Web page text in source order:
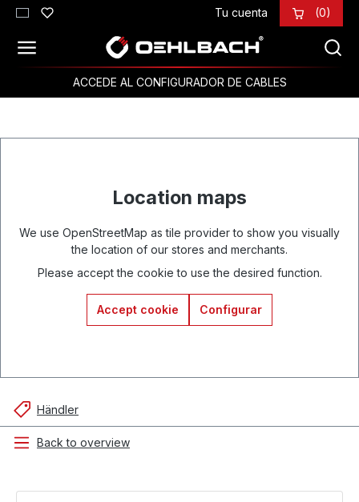
Saltar al contenido principal Tu cuenta (0)
ACCEDE AL CONFIGURADOR DE CABLES
Location maps
We use OpenStreetMap as tile provider to show you visually
the location of our stores and merchants.
Please accept the cookie to use the desired function.
Accept cookie Configurar
Händler
Back to overview